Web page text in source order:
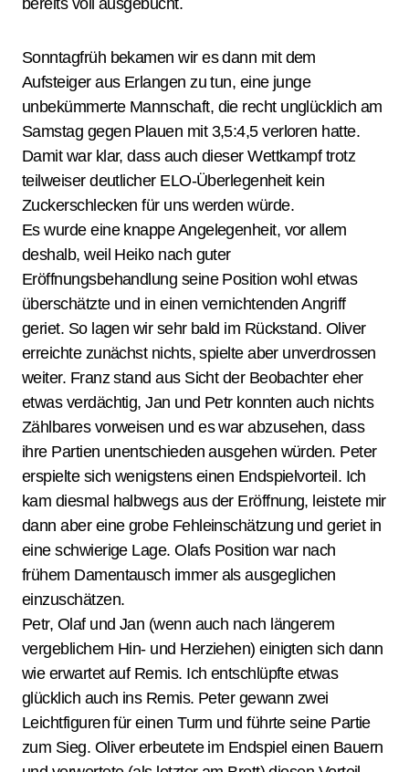
bereits voll ausgebucht.
Sonntagfrüh bekamen wir es dann mit dem
Aufsteiger aus Erlangen zu tun, eine junge
unbekümmerte Mannschaft, die recht unglücklich am
Samstag gegen Plauen mit 3,5:4,5 verloren hatte.
Damit war klar, dass auch dieser Wettkampf trotz
teilweiser deutlicher ELO-Überlegenheit kein
Zuckerschlecken für uns werden würde.
Es wurde eine knappe Angelegenheit, vor allem
deshalb, weil Heiko nach guter
Eröffnungsbehandlung seine Position wohl etwas
überschätzte und in einen vernichtenden Angriff
geriet. So lagen wir sehr bald im Rückstand. Oliver
erreichte zunächst nichts, spielte aber unverdrossen
weiter. Franz stand aus Sicht der Beobachter eher
etwas verdächtig, Jan und Petr konnten auch nichts
Zählbares vorweisen und es war abzusehen, dass
ihre Partien unentschieden ausgehen würden. Peter
erspielte sich wenigstens einen Endspielvorteil. Ich
kam diesmal halbwegs aus der Eröffnung, leistete mir
dann aber eine grobe Fehleinschätzung und geriet in
eine schwierige Lage. Olafs Position war nach
frühem Damentausch immer als ausgeglichen
einzuschätzen.
Petr, Olaf und Jan (wenn auch nach längerem
vergeblichem Hin- und Herziehen) einigten sich dann
wie erwartet auf Remis. Ich entschlüpfte etwas
glücklich auch ins Remis. Peter gewann zwei
Leichtfiguren für einen Turm und führte seine Partie
zum Sieg. Oliver erbeutete im Endspiel einen Bauern